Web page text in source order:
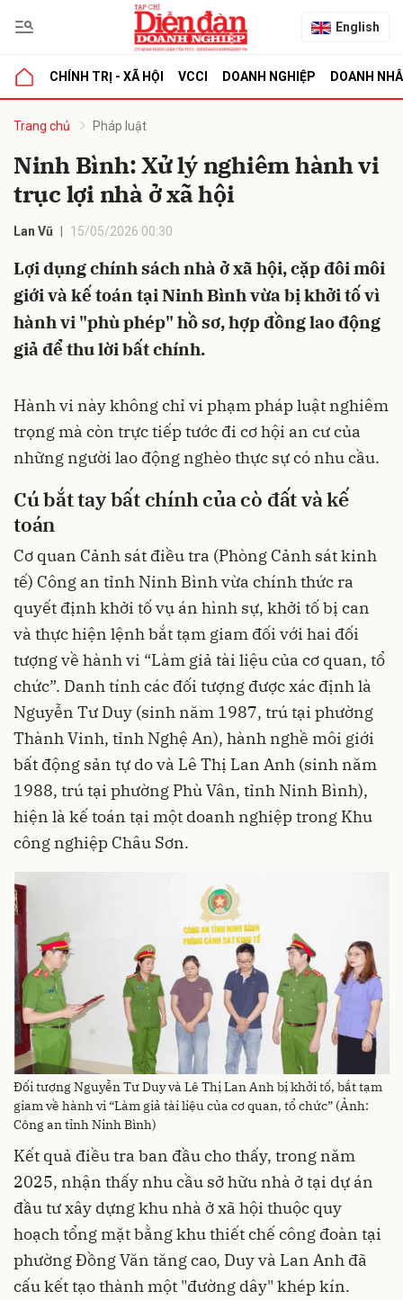
English
CHÍNH TRỊ - XÃ HỘI VCCI DOANH NGHIỆP DOANH
Trang chủ Pháp luật
Ninh Bình: Xử lý nghiêm hành vi
trục lợi nhà ở xã hội
Lan Vũ 15/05/2026 00:30
Lợi dụng chính sách nhà ở xã hội, cặp đôi môi
giới và kế toán tại Ninh Bình vừa bị khởi tố vì
hành vi "phù phép" hồ sơ, hợp đồng lao động
giả để thu lời bất chính.
Hành vi này không chỉ vi phạm pháp luật nghiêm
trọng mà còn trực tiếp tước đi cơ hội an cư của
những người lao động nghèo thực sự có nhu cầu.
Cú bắt tay bất chính của cò đất và kế
toán
Cơ quan Cảnh sát điều tra (Phòng Cảnh sát kinh
tế) Công an tỉnh Ninh Bình vừa chính thức ra
quyết định khởi tố vụ án hình sự, khởi tố bị can
và thực hiện lệnh bắt tạm giam đối với hai đối
tượng về hành vi “Làm giả tài liệu của cơ quan, tổ
chức”. Danh tính các đối tượng được xác định là
Nguyễn Tư Duy (sinh năm 1987, trú tại phường
Thành Vinh, tỉnh Nghệ An), hành nghề môi giới
bất động sản tự do và Lê Thị Lan Anh (sinh năm
1988, trú tại phường Phù Vân, tỉnh Ninh Bình),
hiện là kế toán tại một doanh nghiệp trong Khu
công nghiệp Châu Sơn.
Đối tượng Nguyễn Tư Duy và Lê Thị Lan Anh bị khởi tố, bắt tạm
giam về hành vi “Làm giả tài liệu của cơ quan, tổ chức” (Ảnh:
Công an tỉnh Ninh Bình)
Kết quả điều tra ban đầu cho thấy, trong năm
2025, nhận thấy nhu cầu sở hữu nhà ở tại dự án
đầu tư xây dựng khu nhà ở xã hội thuộc quy
hoạch tổng mặt bằng khu thiết chế công đoàn tại
phường Đồng Văn tăng cao, Duy và Lan Anh đã
cấu kết tạo thành một "đường dây" khép kín.
luận
Hủy